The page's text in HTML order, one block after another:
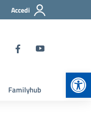
Accedi
Familyhub